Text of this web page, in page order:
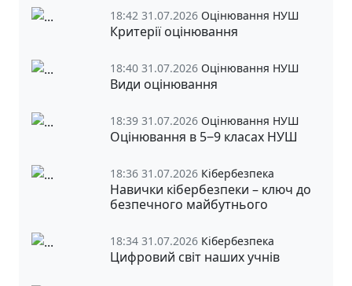
18:42 31.07.2026 Оцінювання НУШ
Критерії оцінювання
18:40 31.07.2026 Оцінювання НУШ
Види оцінювання
18:39 31.07.2026 Оцінювання НУШ
Оцінювання в 5‒9 класах НУШ
18:36 31.07.2026 Кібербезпека
Навички кібербезпеки – ключ до
безпечного майбутнього
18:34 31.07.2026 Кібербезпека
Цифровий світ наших учнів